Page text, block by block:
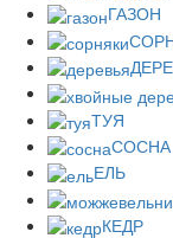
ГАЗОН
ТУЯ
СОСНА
ЕЛЬ
КЕДР